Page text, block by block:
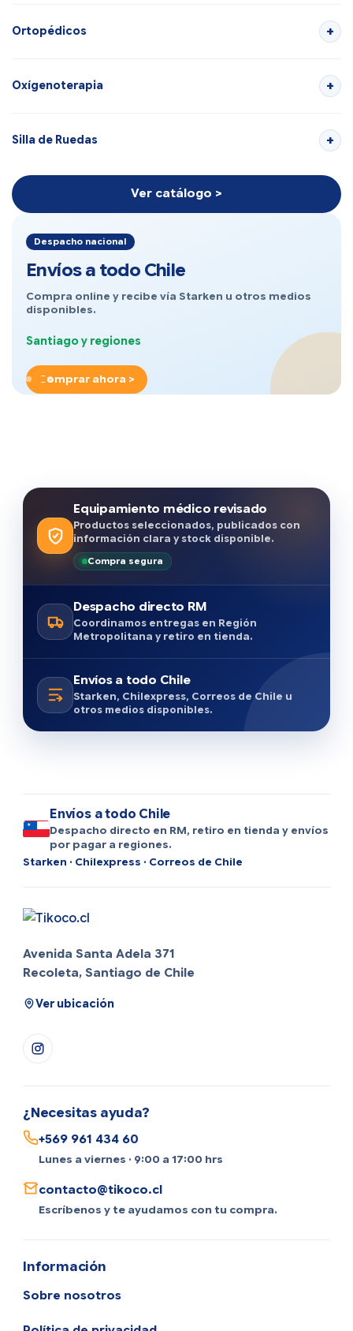
Ortopédicos
Oxígenoterapia
Silla de Ruedas
Ver catálogo >
Despacho nacional
Envíos a todo Chile
Compra online y recibe vía Starken u otros medios
disponibles.
Santiago y regiones
Comprar ahora >
Equipamiento médico revisado
Productos seleccionados, publicados con
información clara y stock disponible.
Compra segura
Despacho directo RM
Coordinamos entregas en Región
Metropolitana y retiro en tienda.
Envíos a todo Chile
Starken, Chilexpress, Correos de Chile u
otros medios disponibles.
Envíos a todo Chile
Despacho directo en RM, retiro en tienda y envíos
por pagar a regiones.
Starken · Chilexpress · Correos de Chile
Avenida Santa Adela 371
Recoleta, Santiago de Chile
Ver ubicación
¿Necesitas ayuda?
+569 961 434 60
Lunes a viernes · 9:00 a 17:00 hrs
contacto@tikoco.cl
Escríbenos y te ayudamos con tu compra.
Información
Sobre nosotros